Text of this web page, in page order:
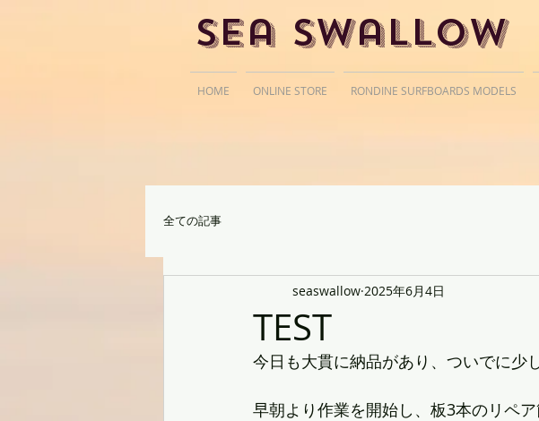
Sea Swallow
全ての記事
TEST
seaswallow 2025年6月4日
今日も大貫に納品があり、ついでに少
早朝より作業を開始し、板3本のリペ
HOME ONLINE STORE RONDINE SURFBOARDS MODELS